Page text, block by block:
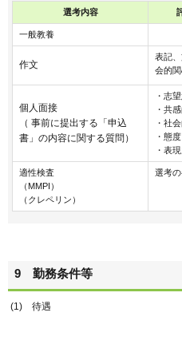
選考内容
一般教養
作文
表記
会的
個人面接
（ 事前に提出する「申込
書」の内容に関する質問）
・志
・共
・社
・態
・表
適性検査
（MMPI）
（クレペリン）
選考
9 勤務条件等
(1) 待遇